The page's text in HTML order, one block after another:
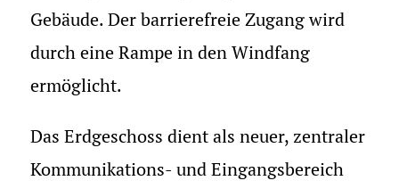
Gebäude. Der barrierefreie Zugang wird
durch eine Rampe in den Windfang
ermöglicht.
Das Erdgeschoss dient als neuer, zentraler
Kommunikations- und Eingangsbereich